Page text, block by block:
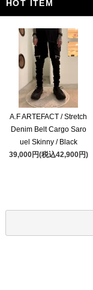
HOT ITEM
A.F ARTEFACT / Stretch
Denim Belt Cargo Saro
uel Skinny / Black
39,000円(税込42,900円)